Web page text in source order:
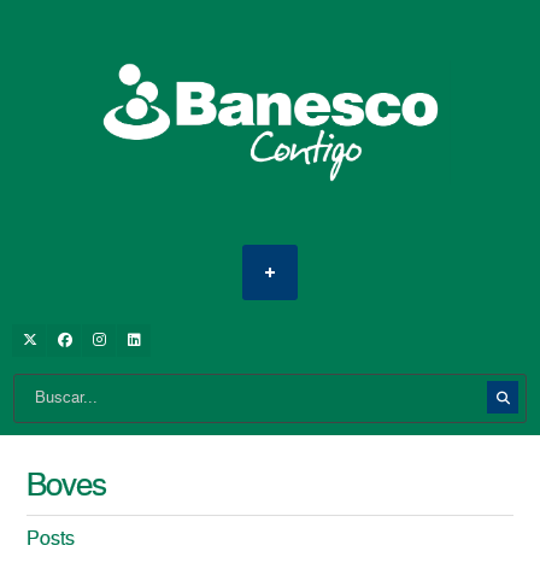
Boves
Posts